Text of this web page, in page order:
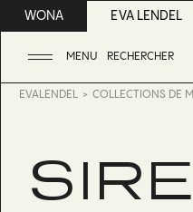
WONA EVA LENDEL
MENU RECHERCHER
EVALENDEL COLLECTIONS DE